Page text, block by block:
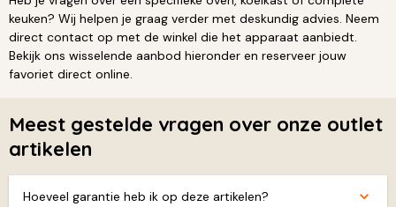
keuken? Wij helpen je graag verder met deskundig advies. Neem
direct contact op met de winkel die het apparaat aanbiedt.
Bekijk ons wisselende aanbod hieronder en reserveer jouw
favoriet direct online.
Meest gestelde vragen over onze outlet
artikelen
Hoeveel garantie heb ik op deze artikelen?